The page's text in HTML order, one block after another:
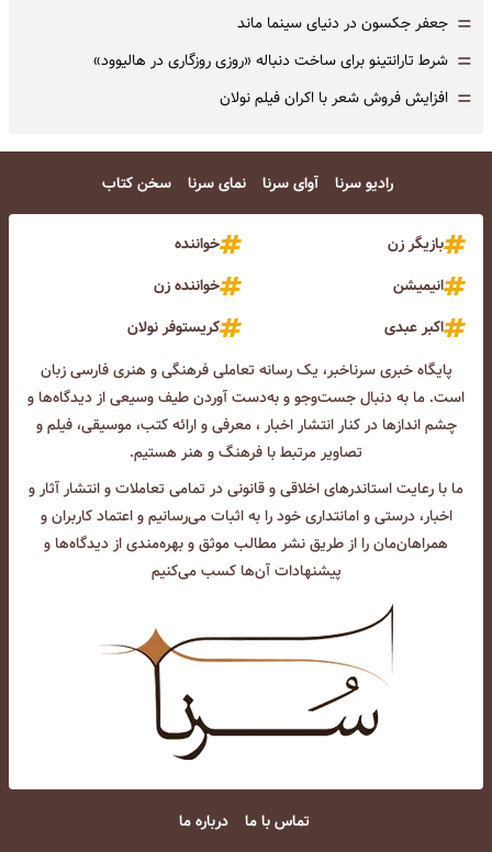
= جعفر جکسون در دنیای سینما ماند
= شرط تارانتینو برای ساخت دنباله «روزی روزگاری در هالیوود»
= افزایش فروش شعر با اکران فیلم نولان
رادیو سرنا آوای سرنا نمای سرنا سخن کتاب
بازیگر زن
خواننده
انیمیشن
خواننده زن
اکبر عبدی
کریستوفر نولان
پایگاه خبری سرناخبر، یک رسانه تعاملی فرهنگی و هنری فارسی زبان
است. ما به دنبال جست‌و‌جو و به‌دست آوردن طیف وسیعی از دیدگاه‌ها و
چشم انداز‌ها در کنار انتشار اخبار ، معرفی و ارائه کتب، موسیقی، فیلم و
تصاویر مرتبط با فرهنگ و هنر هستیم.
ما با رعایت استاندرهای اخلاقی و قانونی در تمامی تعاملات و انتشار آثار و
اخبار، درستی و امانتداری خود را به اثبات می‌رسانیم و اعتماد کاربران و
همراهان‌مان را از طریق نشر مطالب موثق و بهره‌مندی از دیدگاه‌ها و
پیشنهادات آن‌ها کسب می‌کنیم
تماس با ما درباره ما